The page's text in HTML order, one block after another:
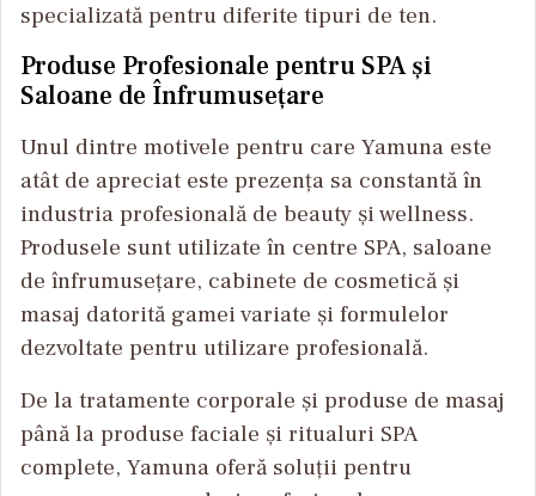
specializată pentru diferite tipuri de ten.
Produse Profesionale pentru SPA și
Saloane de Înfrumusețare
Unul dintre motivele pentru care Yamuna este
atât de apreciat este prezența sa constantă în
industria profesională de beauty și wellness.
Produsele sunt utilizate în centre SPA, saloane
de înfrumusețare, cabinete de cosmetică și
masaj datorită gamei variate și formulelor
dezvoltate pentru utilizare profesională.
De la tratamente corporale și produse de masaj
până la produse faciale și ritualuri SPA
complete, Yamuna oferă soluții pentru